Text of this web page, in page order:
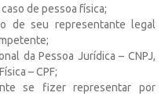
de pessoa física;
de seu representante legal
da Pessoa Jurídica – CNPJ,
– CPF;
se fizer representar por